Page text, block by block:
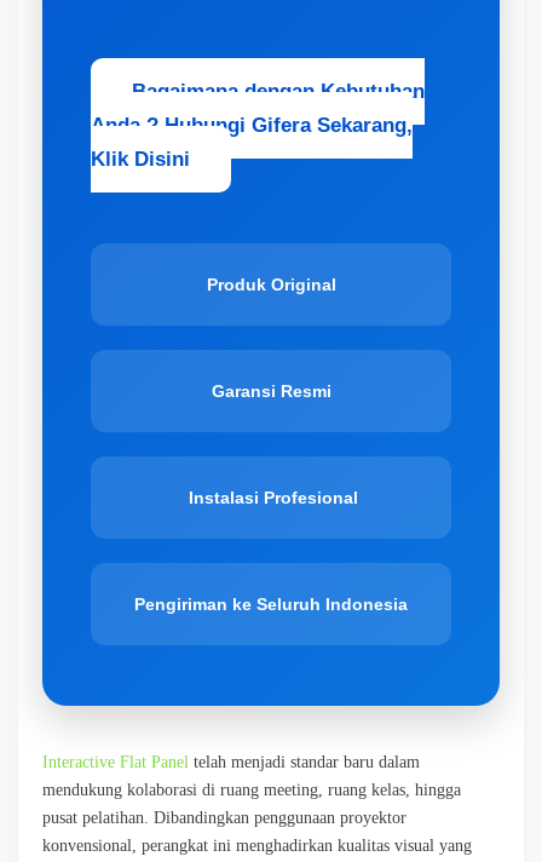
Bagaimana dengan Kebutuhan
Anda ? Hubungi Gifera Sekarang,
Klik Disini
Produk Original
Garansi Resmi
Instalasi Profesional
Pengiriman ke Seluruh Indonesia
Interactive Flat Panel telah menjadi standar baru dalam
mendukung kolaborasi di ruang meeting, ruang kelas, hingga
pusat pelatihan. Dibandingkan penggunaan proyektor
konvensional, perangkat ini menghadirkan kualitas visual yang